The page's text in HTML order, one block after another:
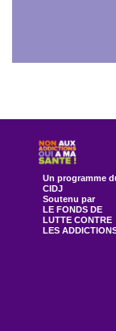
Un programme
CIDJ
Soutenu par
LE FONDS DE
LUTTE CONTRE
LES